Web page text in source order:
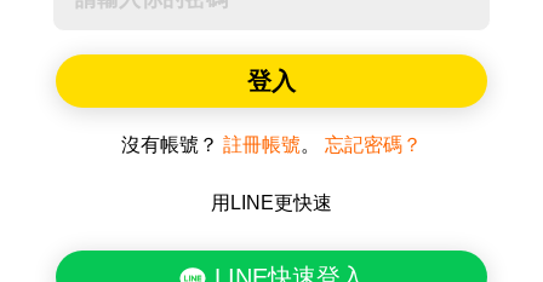
登入
沒有帳號？ 註冊帳號。 忘記密碼？
用LINE更快速